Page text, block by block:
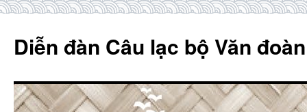
content
Diễn đàn Câu lạc bộ Văn